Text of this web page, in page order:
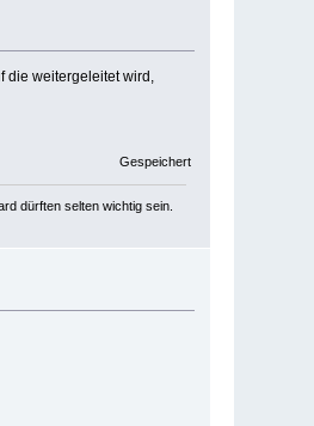
weitergeleitet wird,
Gespeichert
dürften selten wichtig sein.